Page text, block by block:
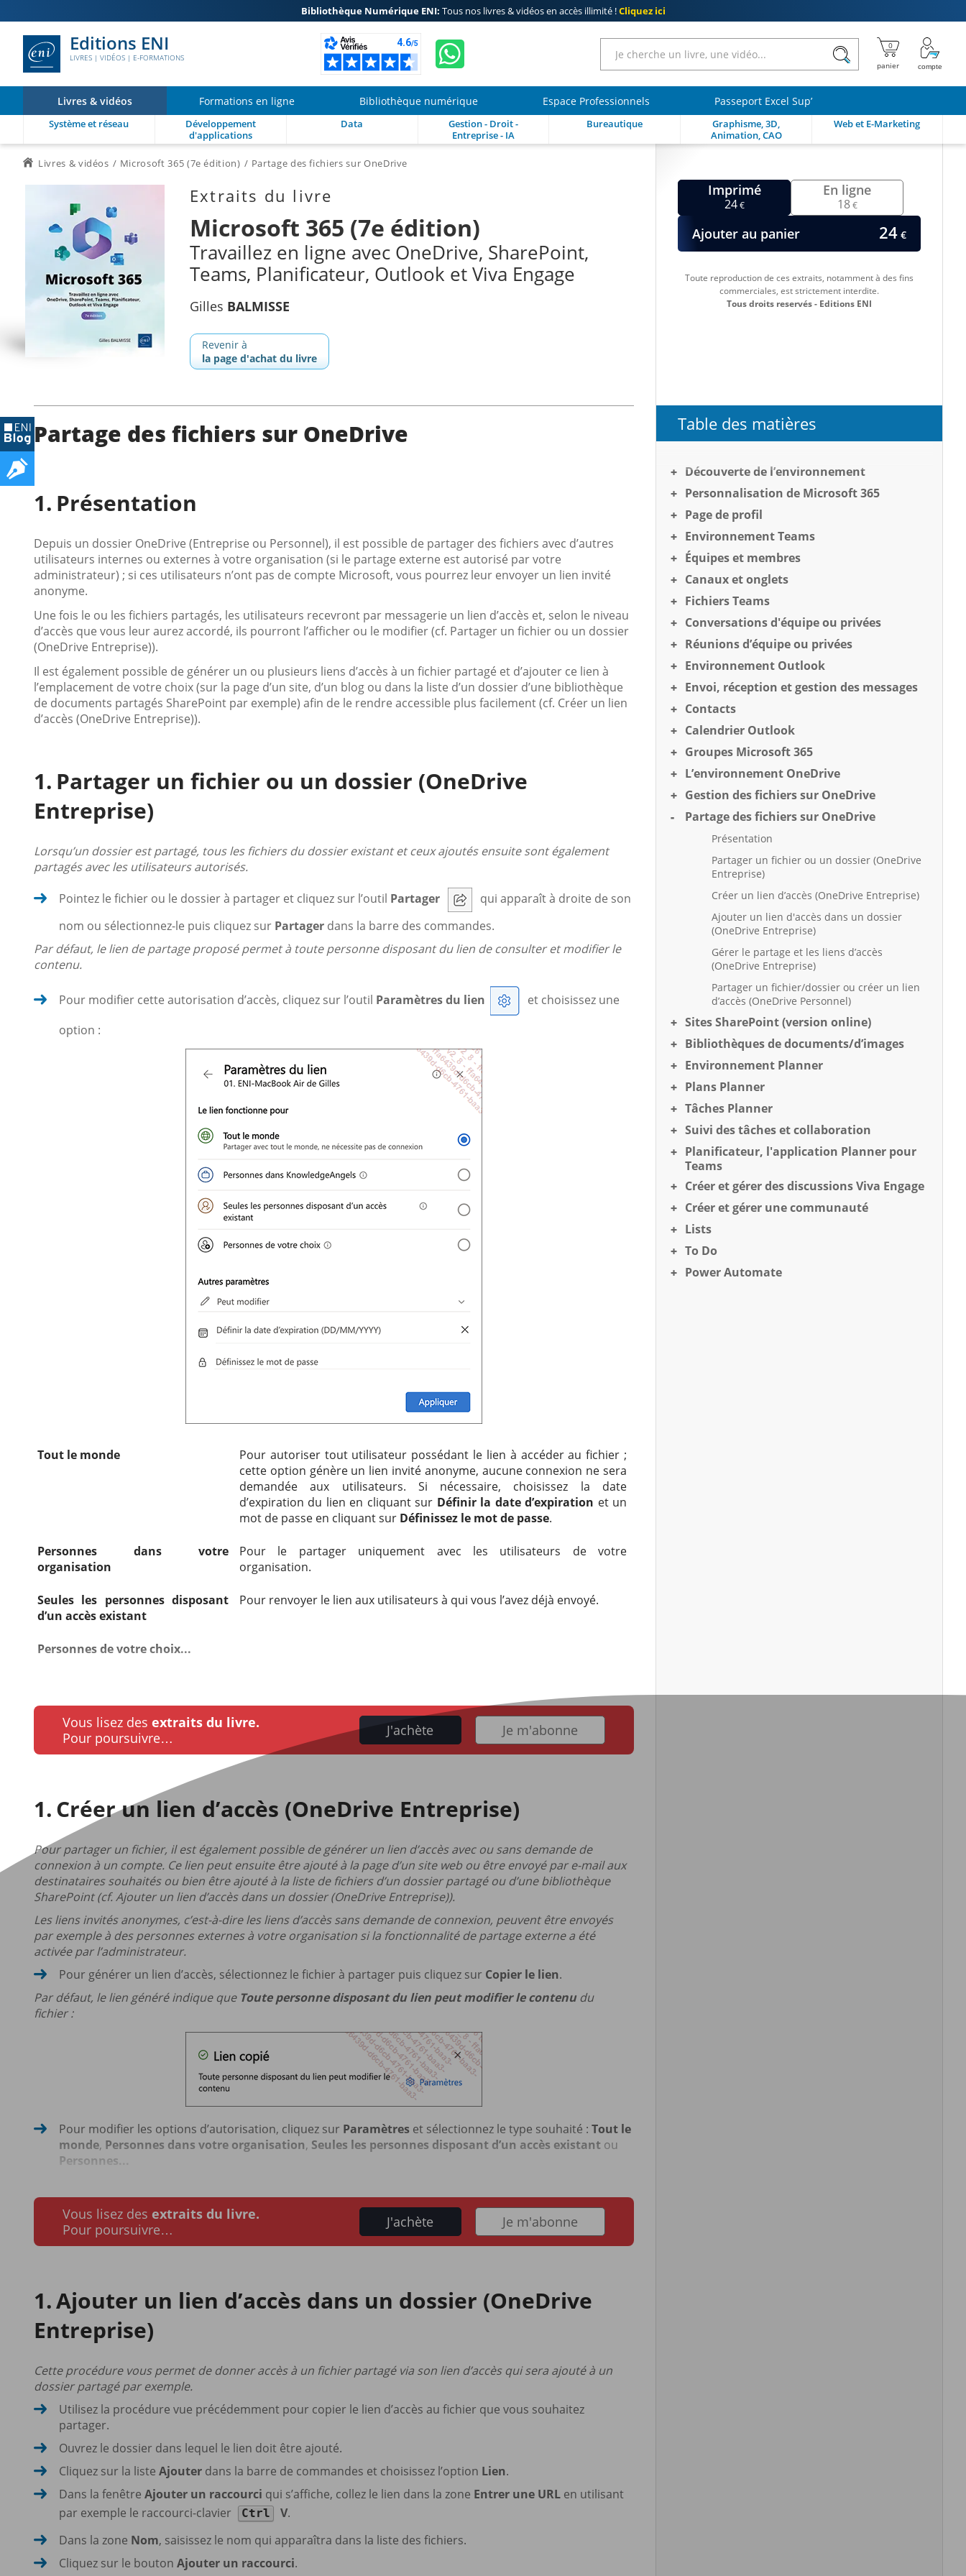
Bibliothèque Numérique ENI: Tous nos livres & vidéos en accès illimité !Cliquez ici
Editions ENI
LIVRES | VIDÉOS | E-FORMATIONS
Livres & vidéos Formations en ligne Bibliothèque numérique Espace Professionnels Passeport Excel Sup’
Système et réseau
Développement
d'applications
Data
Gestion - Droit -
Entreprise - IA
Bureautique
Graphisme, 3D,
Animation, CAO
Web et E-Marketing
Livres & vidéos Microsoft 365 (7e édition) Partage des fichiers sur OneDrive
Extraits du livre
Microsoft 365 (7e édition)
Travaillez en ligne avec OneDrive, SharePoint,
Teams, Planificateur, Outlook et Viva Engage
Gilles BALMISSE
Revenir à
la page d'achat du livre
Imprimé
24€
En ligne
18€
Ajouter au panier 24 €
Toute reproduction de ces extraits, notamment à des fins
commerciales, est strictement interdite.
Tous droits reservés - Editions ENI
Partage des fichiers sur OneDrive
Présentation
Depuis un dossier OneDrive (Entreprise ou Personnel), il est possible de partager des fichiers avec d’autres
utilisateurs internes ou externes à votre organisation (si le partage externe est autorisé par votre
administrateur) ; si ces utilisateurs n’ont pas de compte Microsoft, vous pourrez leur envoyer un lien invité
anonyme.
Une fois le ou les fichiers partagés, les utilisateurs recevront par messagerie un lien d’accès et, selon le niveau
d’accès que vous leur aurez accordé, ils pourront l’afficher ou le modifier (cf. Partager un fichier ou un dossier
(OneDrive Entreprise)).
Il est également possible de générer un ou plusieurs liens d’accès à un fichier partagé et d’ajouter ce lien à
l’emplacement de votre choix (sur la page d’un site, d’un blog ou dans la liste d’un dossier d’une bibliothèque
de documents partagés SharePoint par exemple) afin de le rendre accessible plus facilement (cf. Créer un lien
d’accès (OneDrive Entreprise)).
Partager un fichier ou un dossier (OneDrive
Entreprise)
Lorsqu’un dossier est partagé, tous les fichiers du dossier existant et ceux ajoutés ensuite sont également
partagés avec les utilisateurs autorisés.
Pointez le fichier ou le dossier à partager et cliquez sur l’outil Partager
qui apparaît à droite de son
nom ou sélectionnez-le puis cliquez sur Partager dans la barre des commandes.
Par défaut, le lien de partage proposé permet à toute personne disposant du lien de consulter et modifier le
contenu.
Pour modifier cette autorisation d’accès, cliquez sur l’outil Paramètres du lien
et choisissez une
option :
Tout le monde
Pour autoriser tout utilisateur possédant le lien à accéder au fichier ;
cette option génère un lien invité anonyme, aucune connexion ne sera
demandée aux utilisateurs. Si nécessaire, choisissez la date
d’expiration du lien en cliquant sur Définir la date d’expiration et un
mot de passe en cliquant sur Définissez le mot de passe.
Personnes dans votre
organisation
Pour le partager uniquement avec les utilisateurs de votre
organisation.
Seules les personnes disposant
d’un accès existant
Pour renvoyer le lien aux utilisateurs à qui vous l’avez déjà envoyé.
Personnes de votre choix...
Vous lisez des extraits du livre.
Pour poursuivre…
J'achète Je m'abonne
Créer un lien d’accès (OneDrive Entreprise)
Pour partager un fichier, il est également possible de générer un lien d’accès avec ou sans demande de
connexion à un compte. Ce lien peut ensuite être ajouté à la page d’un site web ou être envoyé par e-mail aux
destinataires souhaités ou bien être ajouté à la liste de fichiers d’un dossier partagé ou d’une bibliothèque
SharePoint (cf. Ajouter un lien d’accès dans un dossier (OneDrive Entreprise)).
Les liens invités anonymes, c’est-à-dire les liens d’accès sans demande de connexion, peuvent être envoyés
par exemple à des personnes externes à votre organisation si la fonctionnalité de partage externe a été
activée par l’administrateur.
Pour générer un lien d’accès, sélectionnez le fichier à partager puis cliquez sur Copier le lien.
Par défaut, le lien généré indique que Toute personne disposant du lien peut modifier le contenudu
fichier :
Pour modifier les options d’autorisation, cliquez sur Paramètres et sélectionnez le type souhaité : Tout le
monde, Personnes dans votre organisation, Seules les personnes disposant d’un accès existant ou
Personnes...
Vous lisez des extraits du livre.
Pour poursuivre…
J'achète Je m'abonne
Ajouter un lien d’accès dans un dossier (OneDrive
Entreprise)
Cette procédure vous permet de donner accès à un fichier partagé via son lien d’accès qui sera ajouté à un
dossier partagé par exemple.
Utilisez la procédure vue précédemment pour copier le lien d’accès au fichier que vous souhaitez
partager.
Ouvrez le dossier dans lequel le lien doit être ajouté.
Cliquez sur la liste Ajouter dans la barre de commandes et choisissez l’option Lien.
Dans la fenêtre Ajouter un raccourci qui s’affiche, collez le lien dans la zone Entrer une URL en utilisant
par exemple le raccourci-clavier
Ctrl V.
Dans la zone Nom, saisissez le nom qui apparaîtra dans la liste des fichiers.
Cliquez sur le bouton Ajouter un raccourci.
Table des matières
Découverte de l’environnement
Personnalisation de Microsoft 365
Page de profil
Environnement Teams
Équipes et membres
Canaux et onglets
Fichiers Teams
Conversations d'équipe ou privées
Réunions d’équipe ou privées
Environnement Outlook
Envoi, réception et gestion des messages
Contacts
Calendrier Outlook
Groupes Microsoft 365
L’environnement OneDrive
Gestion des fichiers sur OneDrive
Partage des fichiers sur OneDrive
Présentation
Partager un fichier ou un dossier (OneDrive
Entreprise)
Créer un lien d’accès (OneDrive Entreprise)
Ajouter un lien d'accès dans un dossier
(OneDrive Entreprise)
Gérer le partage et les liens d’accès
(OneDrive Entreprise)
Partager un fichier/dossier ou créer un lien
d’accès (OneDrive Personnel)
Sites SharePoint (version online)
Bibliothèques de documents/d’images
Environnement Planner
Plans Planner
Tâches Planner
Suivi des tâches et collaboration
Planificateur, l'application Planner pour
Teams
Créer et gérer des discussions Viva Engage
Créer et gérer une communauté
Lists
To Do
Power Automate